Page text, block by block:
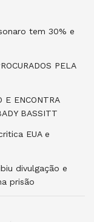
tem 30% e
PELA
E ENCONTRA
BASSITT
EUA e
divulgação e
prisão